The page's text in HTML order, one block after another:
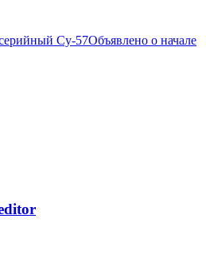
Су-57Объявлено о начале